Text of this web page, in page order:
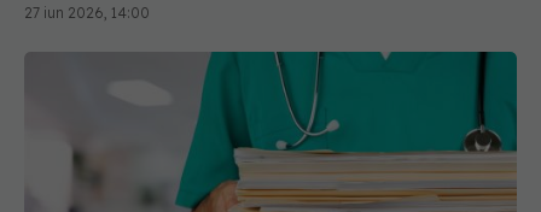
27 iun 2026, 14:00